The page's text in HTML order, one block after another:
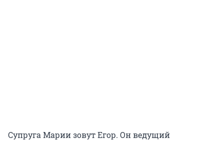
Супруга Марии зовут Егор. Он ведущий